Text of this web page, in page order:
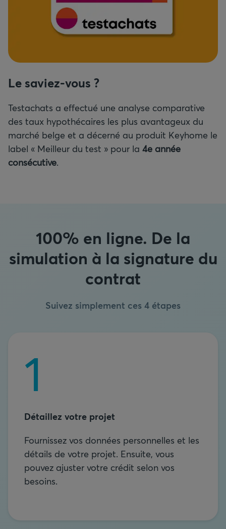
Le saviez-vous ?
Testachats a effectué une analyse comparative
des taux hypothécaires les plus avantageux du
marché belge et a décerné au produit Keyhome le
label « Meilleur du test » pour la 4e année
consécutive.
100% en ligne. De la
simulation à la signature du
contrat
Suivez simplement ces 4 étapes
Détaillez votre projet
Fournissez vos données personnelles et les
détails de votre projet. Ensuite, vous
pouvez ajuster votre crédit selon vos
besoins.